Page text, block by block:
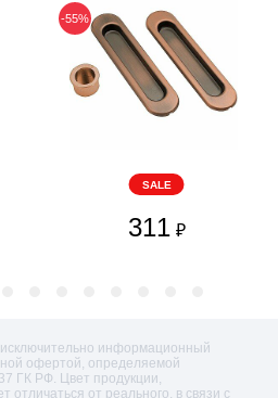
-55%
SALE
311 ₽
информационный
офертой, определяемой
ГК РФ. Цвет продукции,
отличаться от реального, в связи с